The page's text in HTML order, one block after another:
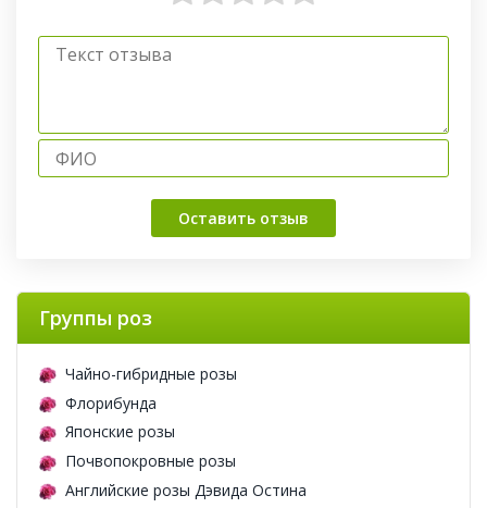
Оставить отзыв
Группы роз
Чайно-гибридные розы
Флорибунда
Японские розы
Почвопокровные розы
Английские розы Дэвида Остина